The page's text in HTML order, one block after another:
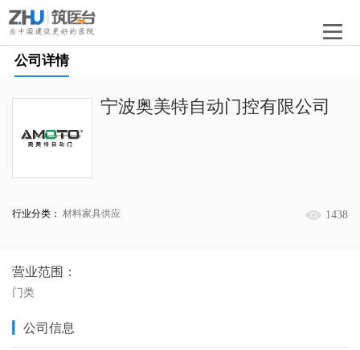
公司详情
宁波奥美特自动门控有限公司
行业分类： 材料家具供应 1438
营业范围：
门类
公司信息